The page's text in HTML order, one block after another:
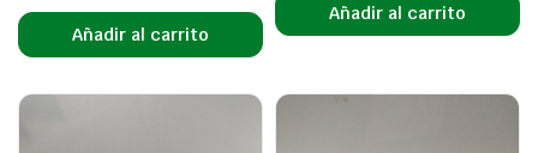
Añadir al carrito
Añadir al carrito